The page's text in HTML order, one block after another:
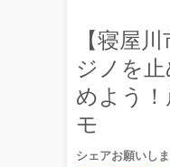
【寝屋
ジノを
めよう
モ
シェアお願いし